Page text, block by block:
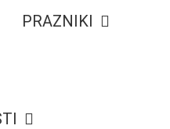
PRAZNIKI